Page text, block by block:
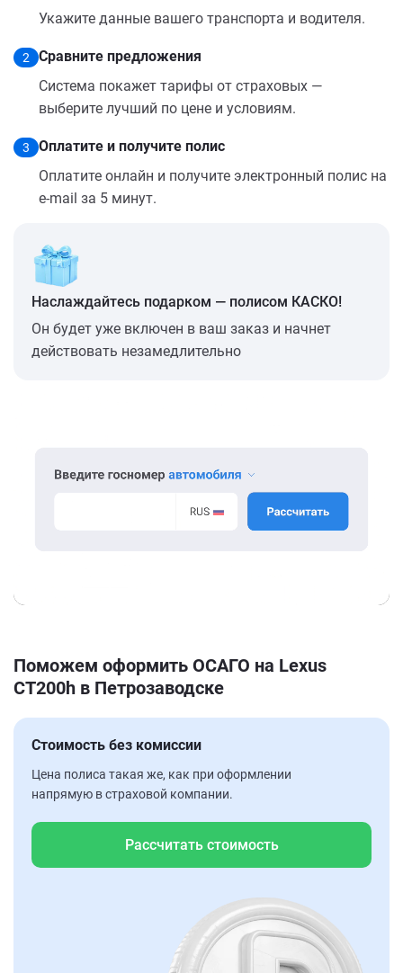
Укажите данные вашего транспорта и водителя.
2
Сравните предложения
Система покажет тарифы от страховых —
выберите лучший по цене и условиям.
3
Оплатите и получите полис
Оплатите онлайн и получите электронный полис на
e-mail за 5 минут.
Наслаждайтесь подарком — полисом КАСКО!
Он будет уже включен в ваш заказ и начнет
действовать незамедлительно
Поможем оформить ОСАГО на Lexus
CT200h в Петрозаводске
Стоимость без комиссии
Цена полиса такая же, как при оформлении
напрямую в страховой компании.
Рассчитать стоимость